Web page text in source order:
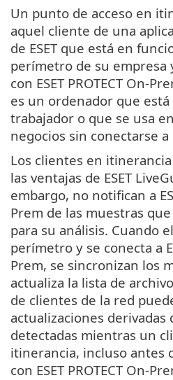
Un punto de acceso en
aquel cliente de una
de ESET que está en
perímetro de su empresa
con ESET PROTECT On-
es un ordenador que está
trabajador o que se usa
negocios sin conectarse a
Los clientes en
las ventajas de ESET
embargo, no notifican a
Prem de las muestras
para su análisis. Cuando
perímetro y se conecta a
Prem, se sincronizan los
actualiza la lista de
de clientes de la red
actualizaciones derivadas
detectadas mientras un
itinerancia, incluso antes
con ESET PROTECT On-